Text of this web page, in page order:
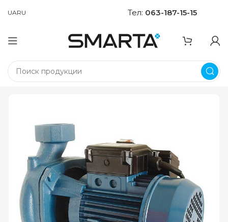
UARU Тел: 063-187-15-15